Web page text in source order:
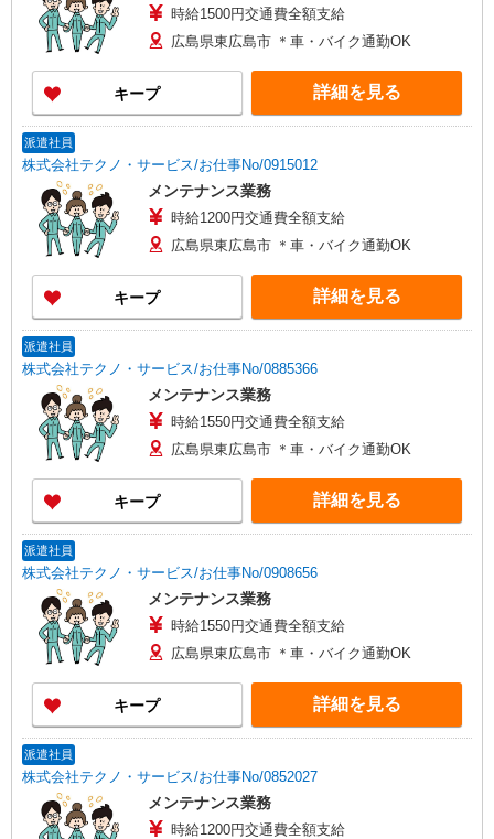
時給1500円交通費全額支給
広島県東広島市 ＊車・バイク通勤OK
キープ 詳細を見る
派遣社員
株式会社テクノ・サービス/お仕事No/0915012
メンテナンス業務
時給1200円交通費全額支給
広島県東広島市 ＊車・バイク通勤OK
キープ 詳細を見る
派遣社員
株式会社テクノ・サービス/お仕事No/0885366
メンテナンス業務
時給1550円交通費全額支給
広島県東広島市 ＊車・バイク通勤OK
キープ 詳細を見る
派遣社員
株式会社テクノ・サービス/お仕事No/0908656
メンテナンス業務
時給1550円交通費全額支給
広島県東広島市 ＊車・バイク通勤OK
キープ 詳細を見る
派遣社員
株式会社テクノ・サービス/お仕事No/0852027
メンテナンス業務
時給1200円交通費全額支給